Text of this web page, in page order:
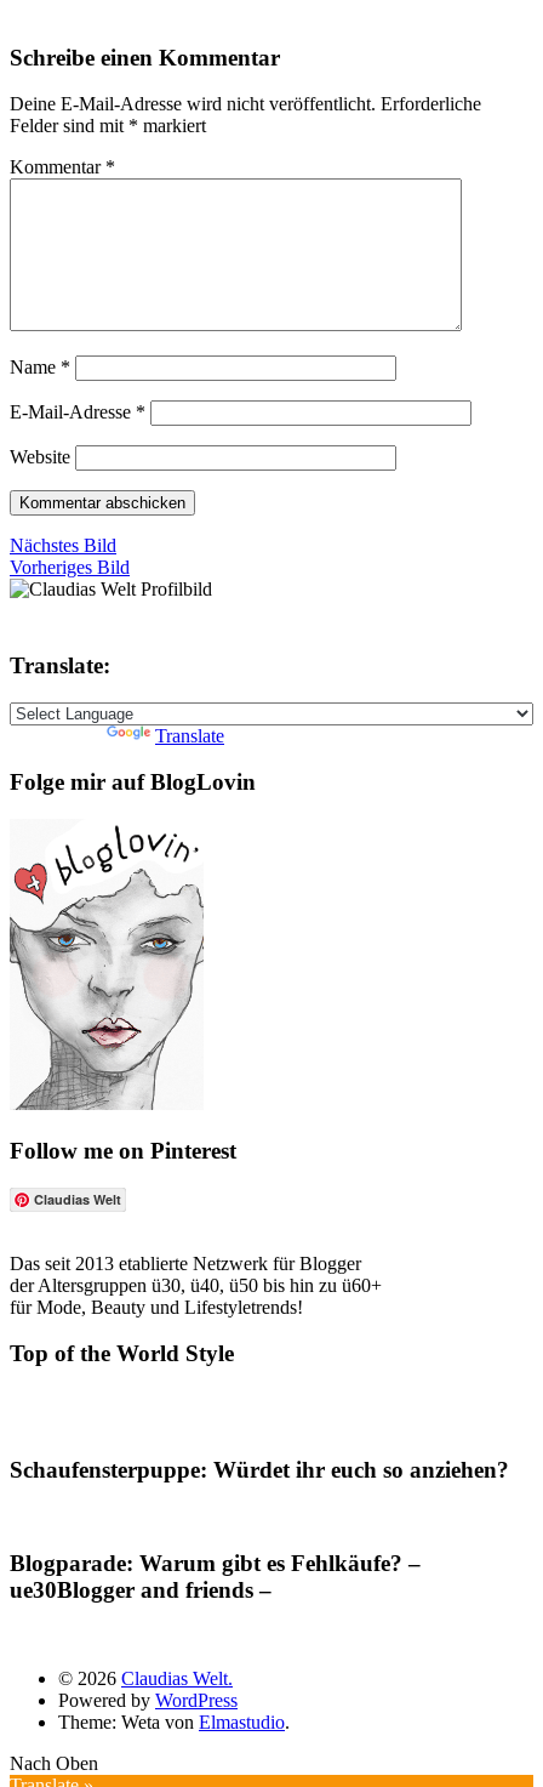
Schreibe einen Kommentar
Deine E-Mail-Adresse wird nicht veröffentlicht. Erforderliche
Felder sind mit * markiert
Kommentar *
Name *
E-Mail-Adresse *
Website
Nächstes Bild
Vorheriges Bild
Translate:
Translate
Folge mir auf BlogLovin
Follow me on Pinterest
Claudias Welt
Das seit 2013 etablierte Netzwerk für Blogger
der Altersgruppen ü30, ü40, ü50 bis hin zu ü60+
für Mode, Beauty und Lifestyletrends!
Top of the World Style
Schaufensterpuppe: Würdet ihr euch so anziehen?
Blogparade: Warum gibt es Fehlkäufe? –
ue30Blogger and friends –
© 2026 Claudias Welt.
Powered by WordPress
Theme: Weta von Elmastudio.
Nach Oben